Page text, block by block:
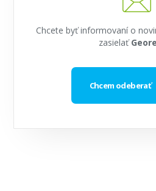
Chcete byť informovaní o
zasielať
Chcem odeberať